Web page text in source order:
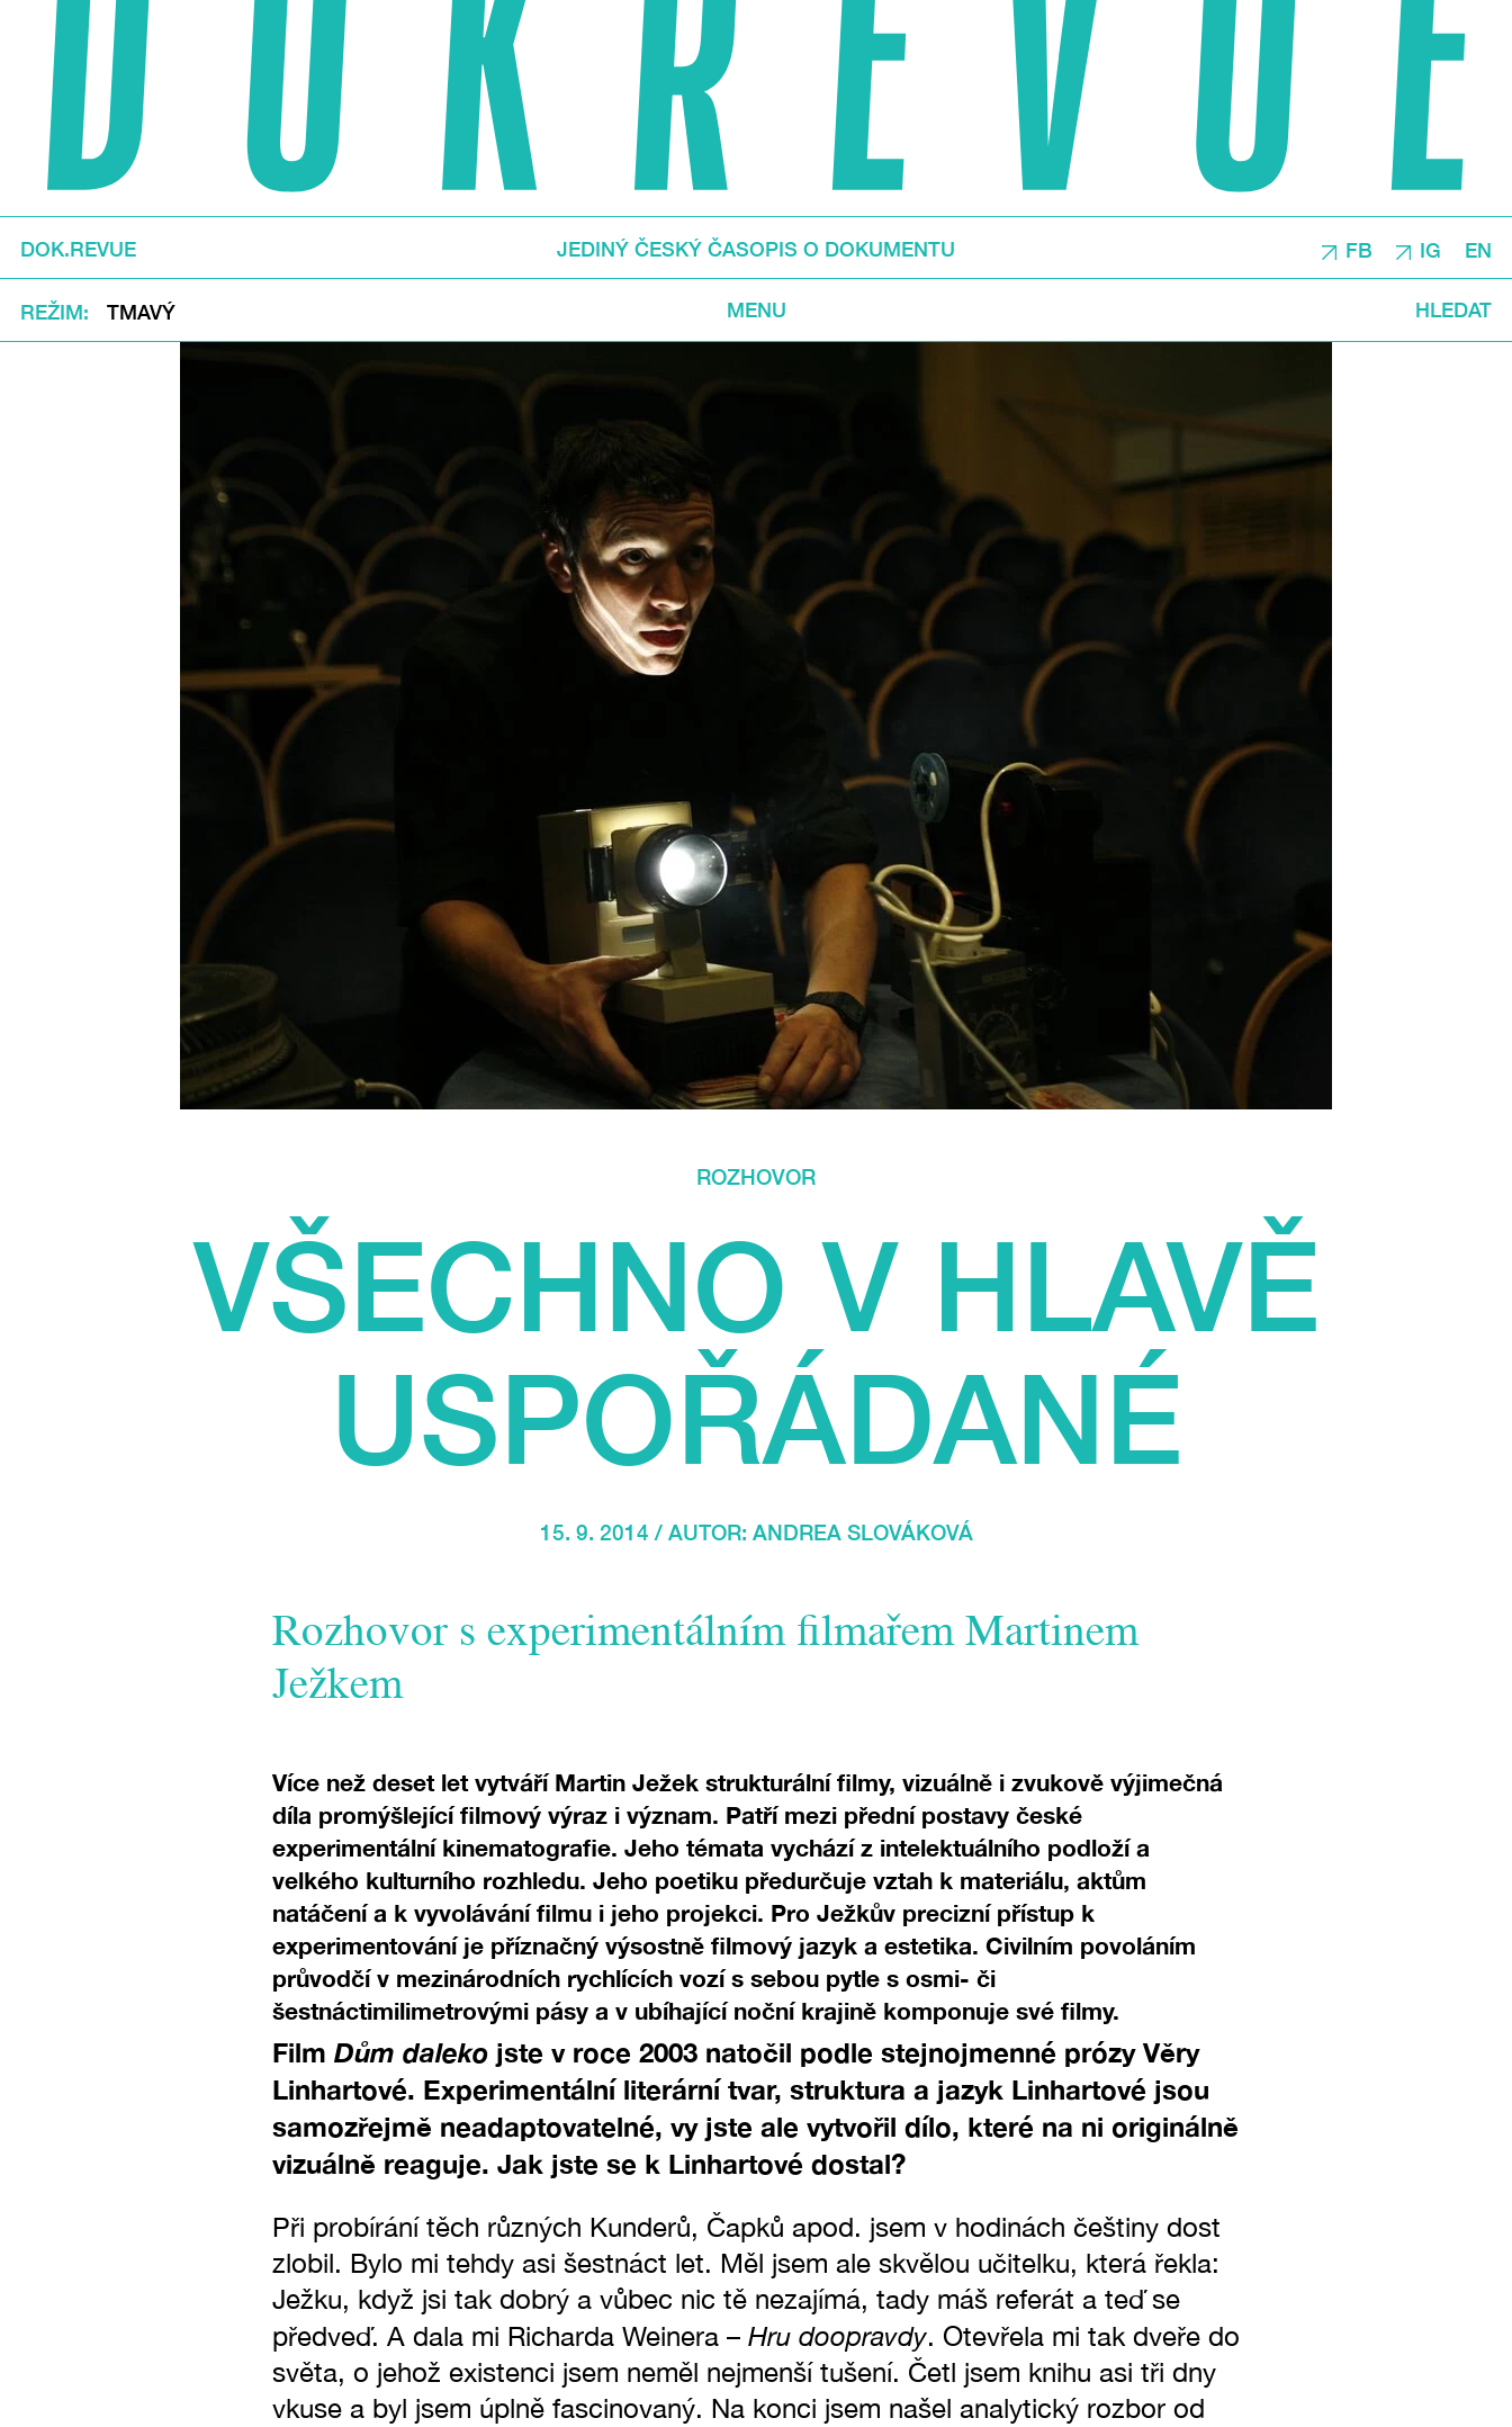
DOK.REVUE JEDINÝ ČESKÝ ČASOPIS O DOKUMENTU FB IG EN
REŽIM TMAVÝ MENU HLEDAT
ROZHOVOR
VŠECHNO V HLAVĚ
USPOŘÁDANÉ
15. 9. 2014 / AUTOR: ANDREA SLOVÁKOVÁ
Rozhovor s experimentálním filmařem Martinem
Ježkem
Více než deset let vytváří Martin Ježek strukturální filmy, vizuálně i zvukově výjimečná
díla promýšlející filmový výraz i význam. Patří mezi přední postavy české
experimentální kinematografie. Jeho témata vychází z intelektuálního podloží a
velkého kulturního rozhledu. Jeho poetiku předurčuje vztah k materiálu, aktům
natáčení a k vyvolávání filmu i jeho projekci. Pro Ježkův precizní přístup k
experimentování je příznačný výsostně filmový jazyk a estetika. Civilním povoláním
průvodčí v mezinárodních rychlících vozí s sebou pytle s osmi- či
šestnáctimilimetrovými pásy a v ubíhající noční krajině komponuje své filmy.
Film Dům dalekojste v roce 2003 natočil podle stejnojmenné prózy Věry
Linhartové. Experimentální literární tvar, struktura a jazyk Linhartové jsou
samozřejmě neadaptovatelné, vy jste ale vytvořil dílo, které na ni originálně
vizuálně reaguje. Jak jste se k Linhartové dostal?
Při probírání těch různých Kunderů, Čapků apod. jsem v hodinách češtiny dost
zlobil. Bylo mi tehdy asi šestnáct let. Měl jsem ale skvělou učitelku, která řekla:
Ježku, když jsi tak dobrý a vůbec nic tě nezajímá, tady máš referát a teď se
předveď. A dala mi Richarda Weinera – Hru doopravdy. Otevřela mi tak dveře do
světa, o jehož existenci jsem neměl nejmenší tušení. Četl jsem knihu asi tři dny
vkuse a byl jsem úplně fascinovaný. Na konci jsem našel analytický rozbor od